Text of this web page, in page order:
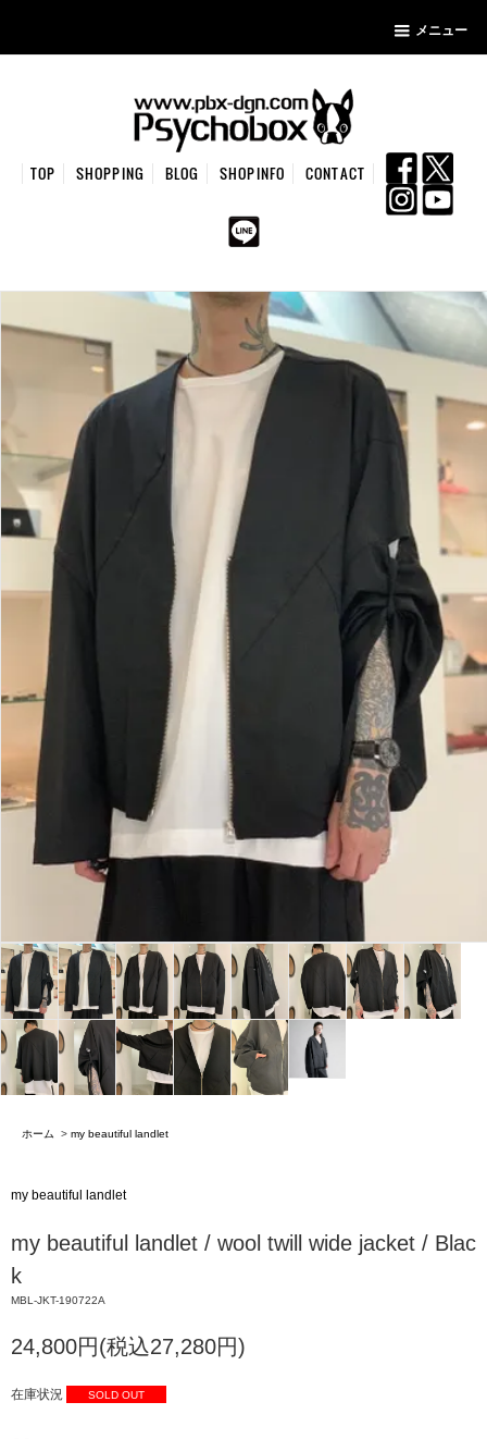
メニュー
TOP SHOPPING BLOG SHOPINFO CONTACT
ホーム > my beautiful landlet
my beautiful landlet
my beautiful landlet / wool twill wide jacket / Blac
k
MBL-JKT-190722A
24,800円(税込27,280円)
在庫状況 SOLD OUT